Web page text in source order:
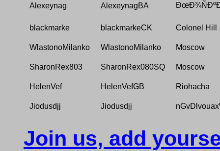
Alexeynag AlexeynagBA
blackmarke blackmarkeCK Colonel Hill
WlastonoMilanko WlastonoMilanko Moscow
SharonRex803 SharonRex080SQ Moscow
HelenVef HelenVefGB Riohacha
Jiodusdjj Jiodusdjj
Join us, add